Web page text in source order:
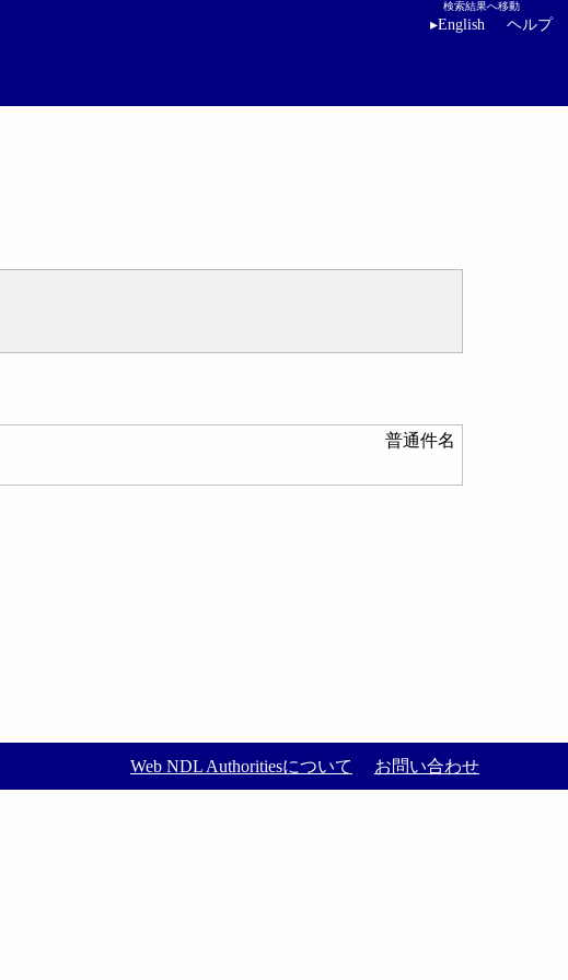
検索結果へ移動
▸English ヘルプ
普通件名
Web NDL Authoritiesについて お問い合わせ